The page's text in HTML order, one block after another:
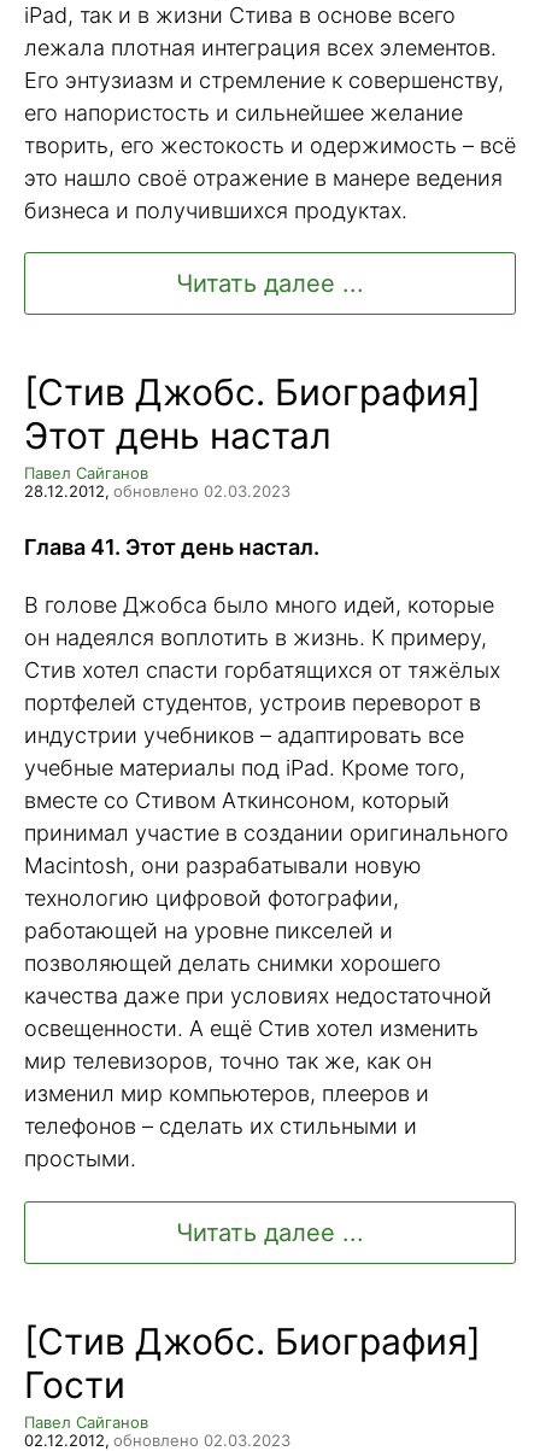
iPad, так и в жизни Стива в основе всего
лежала плотная интеграция всех элементов.
Его энтузиазм и стремление к совершенству,
его напористость и сильнейшее желание
творить, его жестокость и одержимость – всё
это нашло своё отражение в манере ведения
бизнеса и получившихся продуктах.
Читать далее ...
[Стив Джобс. Биография]
Этот день настал
Павел Сайганов
28.12.2012, обновлено 02.03.2023
Глава 41. Этот день настал.
В голове Джобса было много идей, которые
он надеялся воплотить в жизнь. К примеру,
Стив хотел спасти горбатящихся от тяжёлых
портфелей студентов, устроив переворот в
индустрии учебников – адаптировать все
учебные материалы под iPad. Кроме того,
вместе со Стивом Аткинсоном, который
принимал участие в создании оригинального
Macintosh, они разрабатывали новую
технологию цифровой фотографии,
работающей на уровне пикселей и
позволяющей делать снимки хорошего
качества даже при условиях недостаточной
освещенности. А ещё Стив хотел изменить
мир телевизоров, точно так же, как он
изменил мир компьютеров, плееров и
телефонов – сделать их стильными и
простыми.
Читать далее ...
[Стив Джобс. Биография]
Гости
Павел Сайганов
02.12.2012, обновлено 02.03.2023